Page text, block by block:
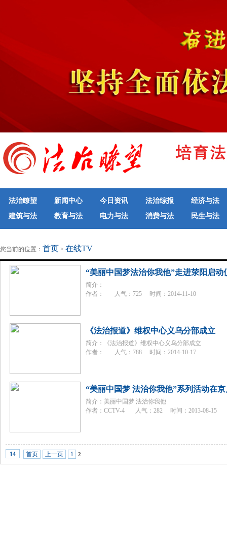
法治瞭望 新闻中心 今日资讯 法治综报
经济与法
建筑与法
教育与法 电力与法 消费与法
民生与法
地方法治联播
律师律所
您当前的位置： 首页 > 在线TV
“美丽中国梦法治你我他”走进荥阳启动
简介：
作者： 人气：725 时间：2014-11-10
《法治报道》维权中心义乌分部成立
简介：《法治报道》维权中心义乌分部成立
作者： 人气：788 时间：2014-10-17
“美丽中国梦 法治你我他”系列活动在
简介：美丽中国梦 法治你我他
作者：CCTV-4 人气：282 时间：2013-08-15
14 首页 上一页 1 2